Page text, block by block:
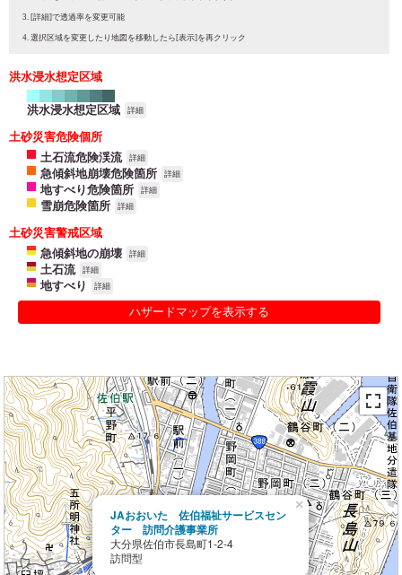
[詳細]で透過率を変更可能
選択区域を変更したり地図を移動したら[表示]を再クリック
洪水浸水想定区域
洪水浸水想定区域 詳細
土砂災害危険個所
土石流危険渓流
詳細
急傾斜地崩壊危険箇所 詳細
地すべり危険箇所 詳細
雪崩危険箇所 詳細
土砂災害警戒区域
急傾斜地の崩壊
詳細
土石流 詳細
地すべり 詳細
ハザードマップを表示する
JAおおいた 佐伯福祉サービスセン
ター 訪問介護事業所
大分県佐伯市長島町1-2-4
訪問型
×